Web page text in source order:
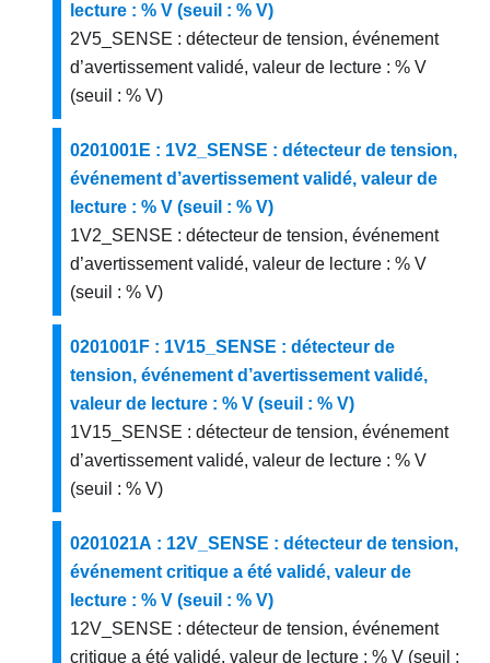
lecture : % V (seuil : % V)
2V5_SENSE : détecteur de tension, événement
d’avertissement validé, valeur de lecture : % V
(seuil : % V)
0201001E : 1V2_SENSE : détecteur de tension,
événement d’avertissement validé, valeur de
lecture : % V (seuil : % V)
1V2_SENSE : détecteur de tension, événement
d’avertissement validé, valeur de lecture : % V
(seuil : % V)
0201001F : 1V15_SENSE : détecteur de
tension, événement d’avertissement validé,
valeur de lecture : % V (seuil : % V)
1V15_SENSE : détecteur de tension, événement
d’avertissement validé, valeur de lecture : % V
(seuil : % V)
0201021A : 12V_SENSE : détecteur de tension,
événement critique a été validé, valeur de
lecture : % V (seuil : % V)
12V_SENSE : détecteur de tension, événement
critique a été validé, valeur de lecture : % V (seuil :